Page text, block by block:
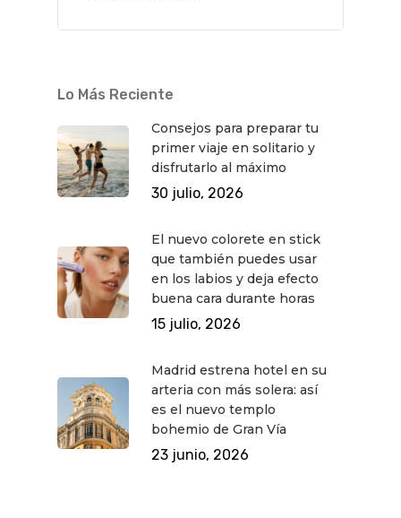
Lo Más Reciente
Consejos para preparar tu
primer viaje en solitario y
disfrutarlo al máximo
30 julio, 2026
El nuevo colorete en stick
que también puedes usar
en los labios y deja efecto
buena cara durante horas
15 julio, 2026
Madrid estrena hotel en su
arteria con más solera: así
es el nuevo templo
bohemio de Gran Vía
23 junio, 2026